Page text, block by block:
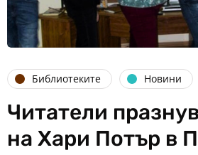
Библиотеките Новини
Читатели
на Хари Потър в